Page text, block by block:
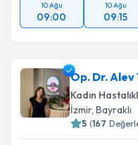
10 Ağu
09:00
10 Ağu
09:15
Op. Dr. Alev
Kadın
İzmir, Bayraklı
5 (167